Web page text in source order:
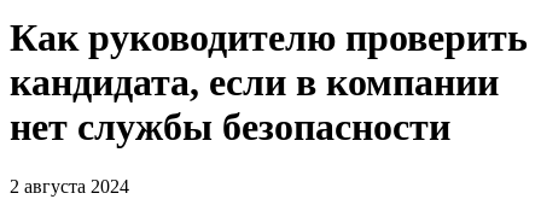
Как руководителю проверить
кандидата, если в компании
нет службы безопасности
2 августа 2024